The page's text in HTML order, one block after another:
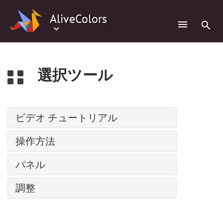
AliveColors
選択ツール
ビデオ チュートリアル
パス上にテキスト
調整レイヤー
バッチ処理
人物の水彩画
スーパーヒーローの水彩画ポスター
操作方法
インストール方法: Windows
インストール方法: Mac
インストール方法: Linux
パネル
ナビゲーター
ツールバー
調整